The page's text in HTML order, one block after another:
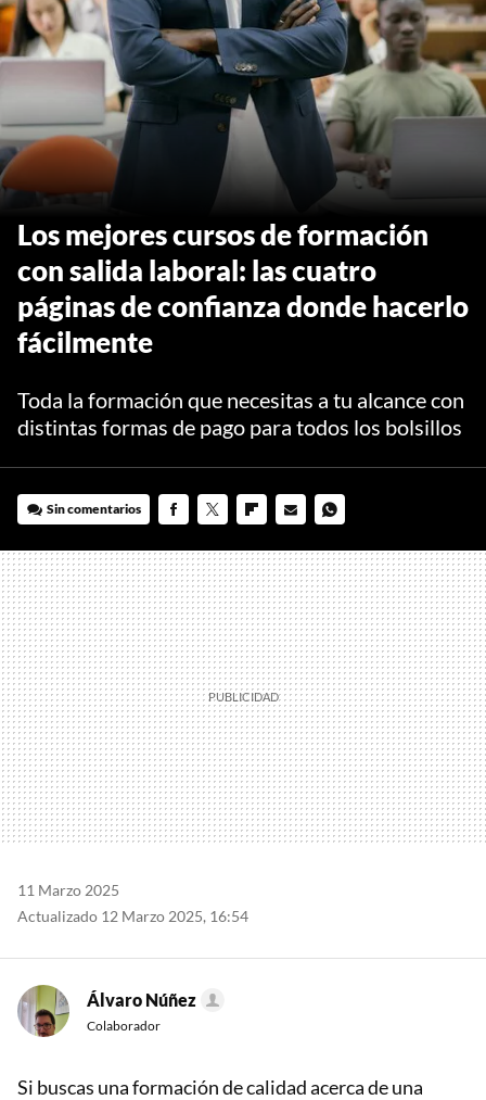
Los mejores cursos de formación
con salida laboral: las cuatro
páginas de confianza donde hacerlo
fácilmente
Toda la formación que necesitas a tu alcance con
distintas formas de pago para todos los bolsillos
Sin comentarios
MAIL
11 Marzo 2025
Actualizado 12 Marzo 2025, 16:54
Álvaro Núñez
Colaborador
Si buscas una formación de calidad acerca de una